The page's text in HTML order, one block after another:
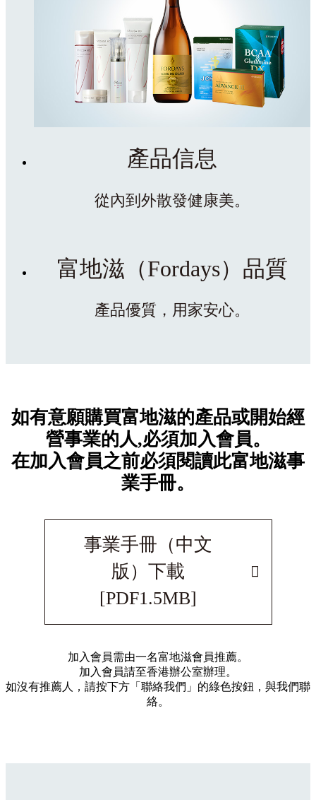
產品信息
從內到外散發健康美。
富地滋（Fordays）品質
產品優質，用家安心。
如有意願購買富地滋的產品或開始經
營事業的人,必須加入會員。
在加入會員之前必須閱讀此富地滋事
業手冊。
事業手冊（中文
版）下載
[PDF1.5MB]
加入會員需由一名富地滋會員推薦。
加入會員請至香港辦公室辦理。
如沒有推薦人，請按下方「聯絡我們」的綠色按鈕，與我們聯
絡。